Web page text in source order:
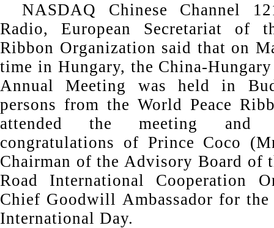
NASDAQ Chinese Channel
Radio, European Secretariat of
Ribbon Organization said that on
time in Hungary, the China-
Annual Meeting was held in
persons from the World Peace
attended the meeting and
congratulations of Prince Coco
Chairman of the Advisory Board of
Road International Cooperation
Chief Goodwill Ambassador for
International Day.